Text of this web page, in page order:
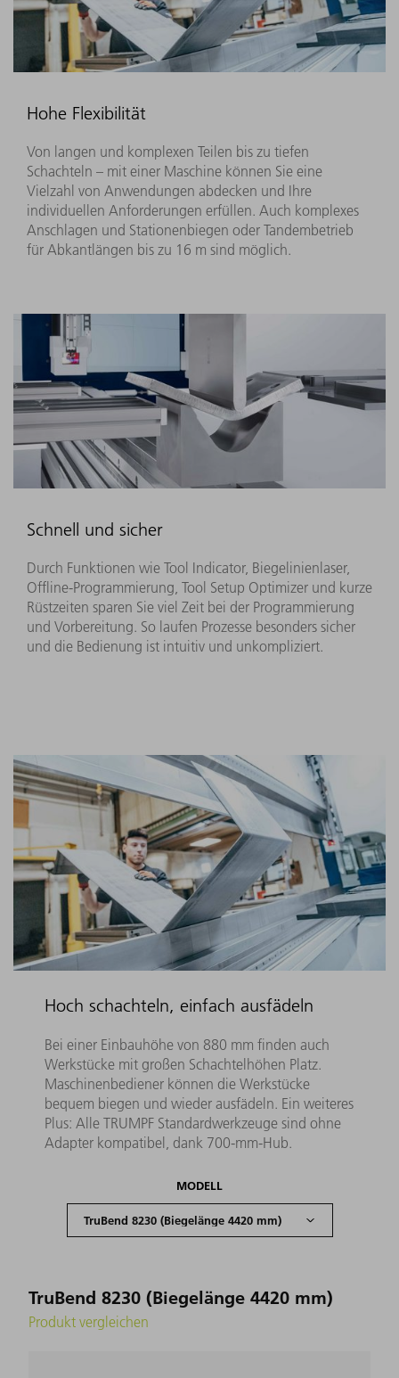
Hohe Flexibilität
Von langen und komplexen Teilen bis zu tiefen
Schachteln – mit einer Maschine können Sie eine
Vielzahl von Anwendungen abdecken und Ihre
individuellen Anforderungen erfüllen. Auch komplexes
Anschlagen und Stationenbiegen oder Tandembetrieb
für Abkantlängen bis zu 16 m sind möglich.
Schnell und sicher
Durch Funktionen wie Tool Indicator, Biegelinienlaser,
Offline-Programmierung, Tool Setup Optimizer und kurze
Rüstzeiten sparen Sie viel Zeit bei der Programmierung
und Vorbereitung. So laufen Prozesse besonders sicher
und die Bedienung ist intuitiv und unkompliziert.
Hoch schachteln, einfach ausfädeln
Bei einer Einbauhöhe von 880 mm finden auch
Werkstücke mit großen Schachtelhöhen Platz.
Maschinenbediener können die Werkstücke
bequem biegen und wieder ausfädeln. Ein weiteres
Plus: Alle TRUMPF Standardwerkzeuge sind ohne
Adapter kompatibel, dank 700-mm-Hub.
MODELL
TruBend 8230 (Biegelänge 4420 mm)
Produkt vergleichen